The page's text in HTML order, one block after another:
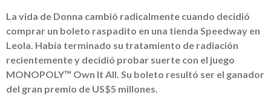
La vida de Donna cambió radicalmente cuando decidió
comprar un boleto raspadito en una tienda Speedway en
Leola. Había terminado su tratamiento de radiación
recientemente y decidió probar suerte con el juego
MONOPOLY™ Own It All. Su boleto resultó ser el ganador
del gran premio de US$5 millones.